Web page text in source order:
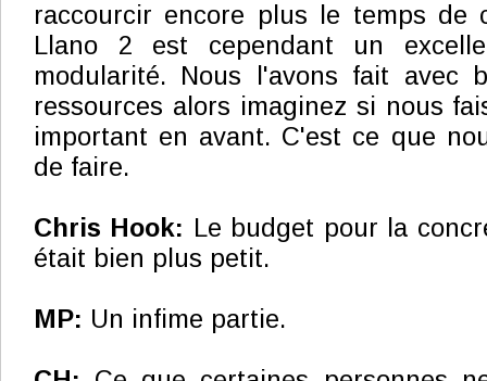
raccourcir encore plus le temps de
Llano 2 est cependant un
modularité. Nous l'avons fait avec
ressources alors imaginez si nous
important en avant. C'est ce que
de faire.
Chris Hook: Le budget pour la
était bien plus petit.
MP: Un infime partie.